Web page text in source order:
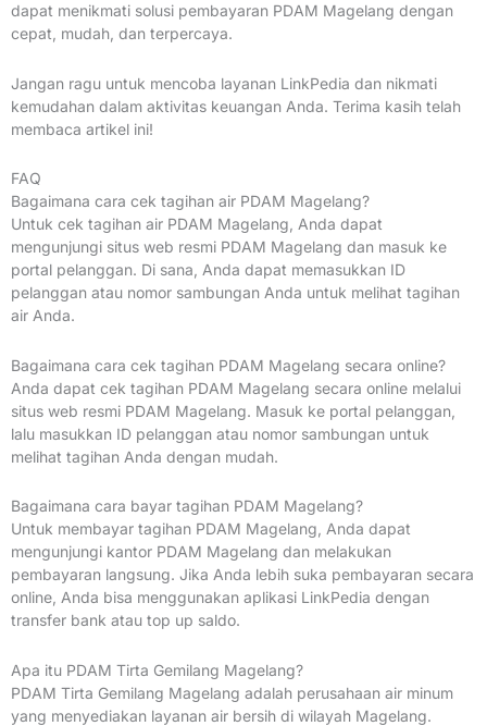
dapat menikmati solusi pembayaran PDAM Magelang dengan
cepat, mudah, dan terpercaya.
Jangan ragu untuk mencoba layanan LinkPedia dan nikmati
kemudahan dalam aktivitas keuangan Anda. Terima kasih telah
membaca artikel ini!
FAQ
Bagaimana cara cek tagihan air PDAM Magelang?
Untuk cek tagihan air PDAM Magelang, Anda dapat
mengunjungi situs web resmi PDAM Magelang dan masuk ke
portal pelanggan. Di sana, Anda dapat memasukkan ID
pelanggan atau nomor sambungan Anda untuk melihat tagihan
air Anda.
Bagaimana cara cek tagihan PDAM Magelang secara online?
Anda dapat cek tagihan PDAM Magelang secara online melalui
situs web resmi PDAM Magelang. Masuk ke portal pelanggan,
lalu masukkan ID pelanggan atau nomor sambungan untuk
melihat tagihan Anda dengan mudah.
Bagaimana cara bayar tagihan PDAM Magelang?
Untuk membayar tagihan PDAM Magelang, Anda dapat
mengunjungi kantor PDAM Magelang dan melakukan
pembayaran langsung. Jika Anda lebih suka pembayaran secara
online, Anda bisa menggunakan aplikasi LinkPedia dengan
transfer bank atau top up saldo.
Apa itu PDAM Tirta Gemilang Magelang?
PDAM Tirta Gemilang Magelang adalah perusahaan air minum
yang menyediakan layanan air bersih di wilayah Magelang.